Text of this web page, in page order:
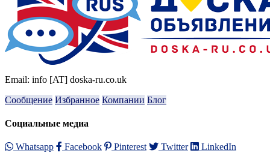
Email: info [AT] doska-ru.co.uk
Сообщение Избранное Компании Блог
Социальные медиа
Whatsapp Facebook Pinterest Twitter LinkedIn